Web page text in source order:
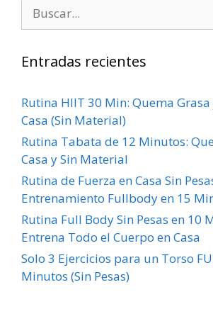
Entradas recientes
Rutina HIIT 30 Min: Quema
Casa (Sin Material)
Rutina Tabata de 12 Minutos:
Casa y Sin Material
Rutina de Fuerza en Casa Sin
Entrenamiento Fullbody en 15
Rutina Full Body Sin Pesas en 10
Entrena Todo el Cuerpo en Casa
Solo 3 Ejercicios para un Torso
Minutos (Sin Pesas)